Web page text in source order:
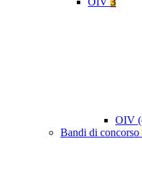
OIV
Bandi di concorso